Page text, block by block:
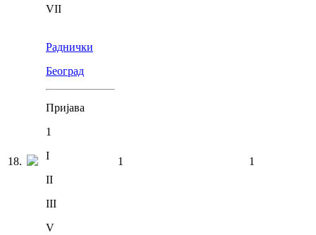
VII
18.
Раднички
Београд
Пријава
1
I
II
III
V
1 1